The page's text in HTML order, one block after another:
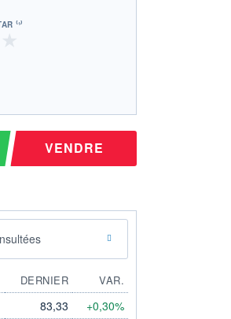
⁽¹⁾
VENDRE
DERNIER
VAR.
83,33 +0,30%